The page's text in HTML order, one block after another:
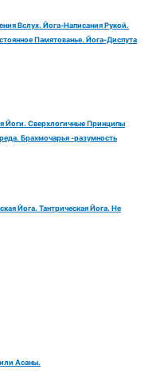
Вслух. Йога-Написания Рукой.
Памятованье. Йога-Диспута
Йоги. Сверхлогичные Принципы
Брахмочарья -разумность
Йога. Тантрическая Йога. Не
Асаны.